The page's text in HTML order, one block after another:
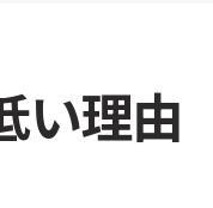
い理由